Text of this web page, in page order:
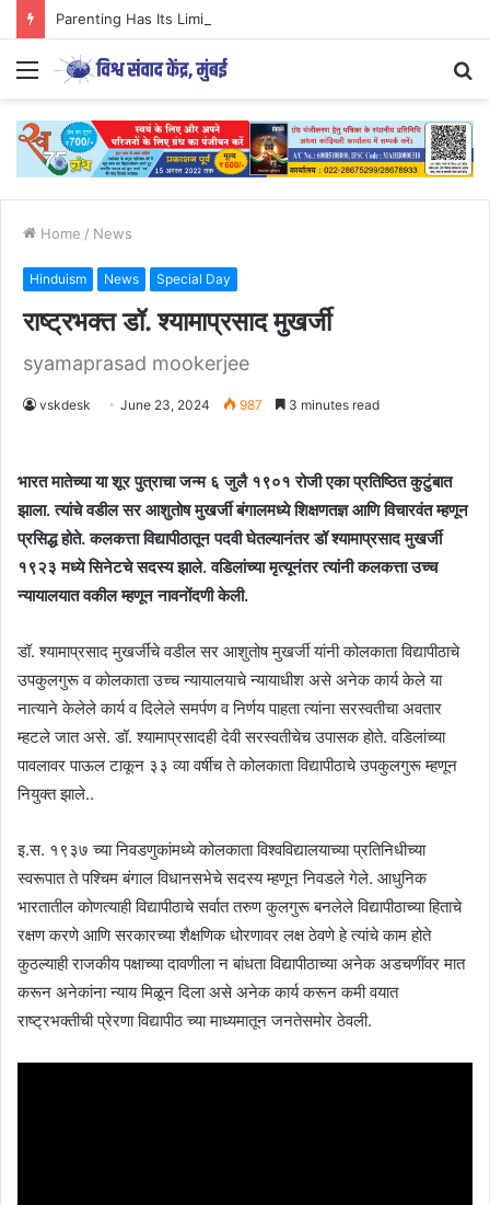
Parenting Has Its Limits….
Menu
Home / News
Hinduism News Special Day
राष्ट्रभक्त डॉ. श्यामाप्रसाद मुखर्जी
syamaprasad mookerjee
vskdesk June 23, 2024 987 3 minutes read
भारत मातेच्या या शूर पुत्राचा जन्म ६ जुलै १९०१ रोजी एका प्रतिष्ठित कुटुंबात
झाला. त्यांचे वडील सर आशुतोष मुखर्जी बंगालमध्ये शिक्षणतज्ञ आणि विचारवंत म्हणून
प्रसिद्ध होते. कलकत्ता विद्यापीठातून पदवी घेतल्यानंतर डॉ श्यामाप्रसाद मुखर्जी
१९२३ मध्ये सिनेटचे सदस्य झाले. वडिलांच्या मृत्यूनंतर त्यांनी कलकत्ता उच्च
न्यायालयात वकील म्हणून नावनोंदणी केली.
डॉ. श्यामाप्रसाद मुखर्जींचे वडील सर आशुतोष मुखर्जी यांनी कोलकाता विद्यापीठाचे
उपकुलगुरू व कोलकाता उच्च न्यायालयाचे न्यायाधीश असे अनेक कार्य केले या
नात्याने केलेले कार्य व दिलेले समर्पण व निर्णय पाहता त्यांना सरस्वतीचा अवतार
म्हटले जात असे. डॉ. श्यामाप्रसादही देवी सरस्वतीचेच उपासक होते. वडिलांच्या
पावलावर पाऊल टाकून ३३ व्या वर्षीच ते कोलकाता विद्यापीठाचे उपकुलगुरू म्हणून
नियुक्त झाले..
इ.स. १९३७ च्या निवडणुकांमध्ये कोलकाता विश्वविद्यालयाच्या प्रतिनिधीच्या
स्वरूपात ते पश्चिम बंगाल विधानसभेचे सदस्य म्हणून निवडले गेले. आधुनिक
भारतातील कोणत्याही विद्यापीठाचे सर्वात तरुण कुलगुरू बनलेले विद्यापीठाच्या हिताचे
रक्षण करणे आणि सरकारच्या शैक्षणिक धोरणावर लक्ष ठेवणे हे त्यांचे काम होते
कुठल्याही राजकीय पक्षाच्या दावणीला न बांधता विद्यापीठाच्या अनेक अडचणींवर मात
करून अनेकांना न्याय मिळून दिला असे अनेक कार्य करून कमी वयात
राष्ट्रभक्तीची प्रेरणा विद्यापीठ च्या माध्यमातून जनतेसमोर ठेवली.